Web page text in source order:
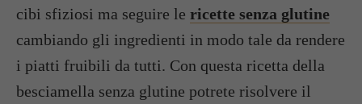
cibi sfiziosi ma seguire le ricette senza glutine
cambiando gli ingredienti in modo tale da rendere
i piatti fruibili da tutti. Con questa ricetta della
besciamella senza glutine potrete risolvere il